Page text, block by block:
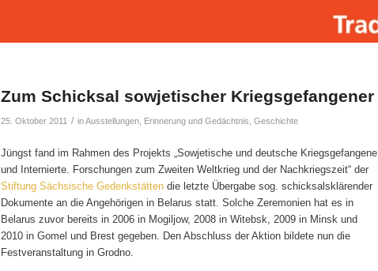
Zum Schicksal sowjetischer Kriegsgefangener
25. Oktober 2011 / inAusstellungen Erinnerung und Gedächtnis Geschichte
Jüngst fand im Rahmen des Projekts „Sowjetische und deutsche Kriegsgefangene
und Internierte. Forschungen zum Zweiten Weltkrieg und der Nachkriegszeit“ der
Stiftung Sächsische Gedenkstätten die letzte Übergabe sog. schicksalsklärender
Dokumente an die Angehörigen in Belarus statt. Solche Zeremonien hat es in
Belarus zuvor bereits in 2006 in Mogiljow, 2008 in Witebsk, 2009 in Minsk und
2010 in Gomel und Brest gegeben. Den Abschluss der Aktion bildete nun die
Festveranstaltung in Grodno.